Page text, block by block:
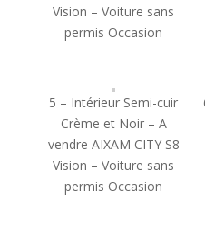
Vision – Voiture sans
permis Occasion
5 – Intérieur Semi-cuir
Crème et Noir – A
vendre AIXAM CITY S8
Vision – Voiture sans
permis Occasion